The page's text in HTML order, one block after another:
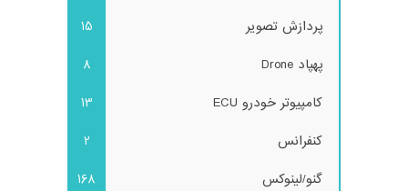
پردازش تصویر
15
پهپاد Drone
8
کامپیوتر خودرو ECU
13
کنفرانس
2
گنو/لینوکس
168